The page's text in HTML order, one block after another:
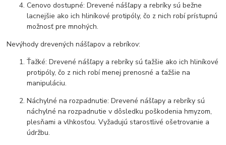
Cenovo dostupné: Drevené nášľapy a rebríky sú bežne
lacnejšie ako ich hliníkové protipóly, čo z nich robí prístupnú
možnosť pre mnohých.
Nevýhody drevených nášľapov a rebríkov:
Ťažké: Drevené nášľapy a rebríky sú ťažšie ako ich hliníkové
protipóly, čo z nich robí menej prenosné a ťažšie na
manipuláciu.
Náchylné na rozpadnutie: Drevené nášľapy a rebríky sú
náchylné na rozpadnutie v dôsledku poškodenia hmyzom,
plesňami a vlhkosťou. Vyžadujú starostlivé ošetrovanie a
údržbu.